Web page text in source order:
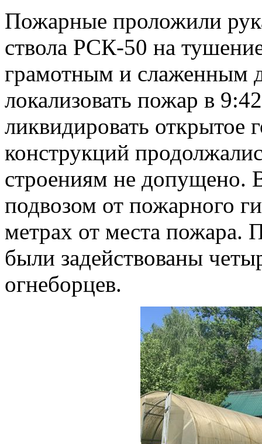
Пожарные проложили
ствола РСК‑50 на
грамотным и слаженным
локализовать пожар в
ликвидировать открытое
конструкций
строениям не допущено.
подвозом от пожарного
метрах от места пожара.
были задействованы
огнеборцев.